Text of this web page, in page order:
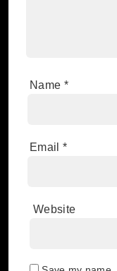
Name *
Email *
Website